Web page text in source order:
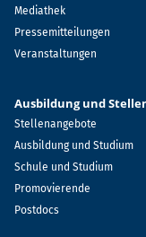
Mediathek
Pressemitteilungen
Veranstaltungen
Ausbildung und
Stellenangebote
Ausbildung und Studium
Schule und Studium
Promovierende
Postdocs